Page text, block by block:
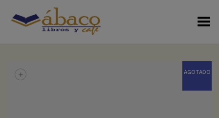
Menú Alterno
AGOTADO
+